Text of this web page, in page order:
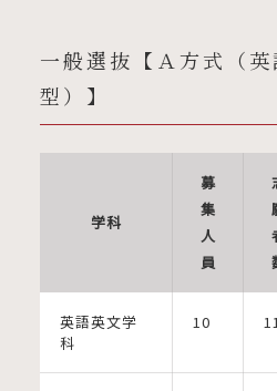
一般選抜【Ａ方式（
型）】
学科
募
集
人
員
英語英文学
科
10